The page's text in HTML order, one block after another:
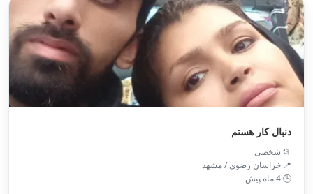
دنبال کار هستم
📂 شخصی
📍 خراسان رضوی / مشهد
🕒 4 ماه پیش